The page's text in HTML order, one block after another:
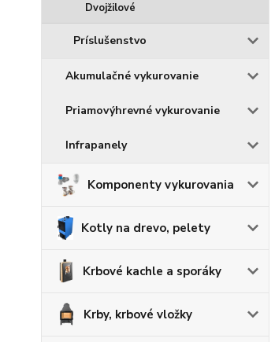
Dvojžilové
Príslušenstvo
Akumulačné vykurovanie
Priamovýhrevné vykurovanie
Infrapanely
Komponenty vykurovania
Kotly na drevo, pelety
Krbové kachle a sporáky
Krby, krbové vložky